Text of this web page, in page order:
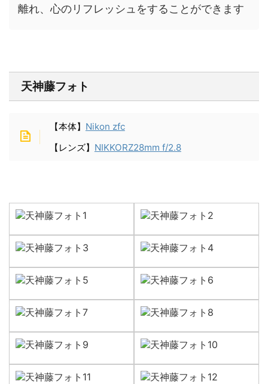
離れ、心のリフレッシュ をすることができます
天神藤フォト
【本体】 Nikon zfc
【レンズ】 NIKKORZ28mm f/2.8